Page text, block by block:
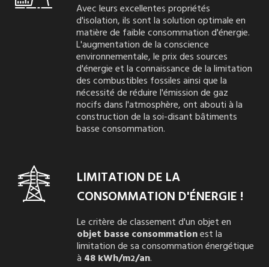
Avec leurs excellentes propriétés
d'isolation, ils sont la solution optimale en
matière de faible consommation d'énergie.
L'augmentation de la conscience
environnementale, le prix des sources
d'énergie et la connaissance de la limitation
des combustibles fossiles ainsi que la
nécessité de réduire l'émission de gaz
nocifs dans l'atmosphère, ont abouti à la
construction de la soi-disant bâtiments
basse consommation.
LIMITATION DE LA
CONSOMMATION D'ÉNERGIE !
Le critère de classement d'un objet en
objet basse consommationest la
limitation de sa consommation énergétique
à 48 kWh/m2/an.